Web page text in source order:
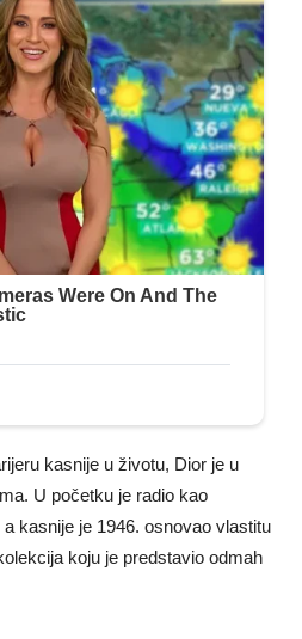
kasnije u životu, Dior je u
U početku je radio kao
kasnije je 1946. osnovao vlastitu
koju je predstavio odmah